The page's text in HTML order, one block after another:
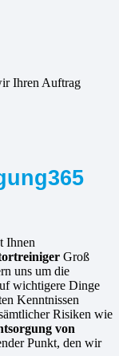
Ihren Auftrag
Ihnen
Groß
uns um die
wichtigere Dinge
Kenntnissen
Risiken wie
von
Punkt, den wir